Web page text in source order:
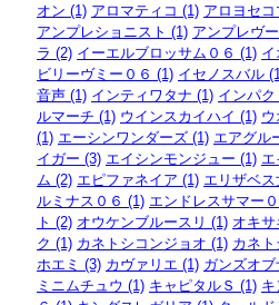
オン (1) アロマティコ (1) アロヨセ
アンプレショニスト (1) アンプレヴ
ラ (2) イーエルブロッサム０６ (1) イ
ビリーヴミー０６ (1) イセノスバル
音声 (1) インティワタナ (1) インパク
ルマーチ (1) ウインスカイハイ (1)
(1) エーシンワンダーズ (1) エアグル
イガー (3) エイシンモンジュー (1)
ム (2) エピファネイア (1) エリザベ
ルミナス０６ (1) エンドレスサマー
ト (2) オウケンブルースリ (1) オキ
ク (1) カネトシコンジョオ (1) カネ
ホエミ (3) カヴァリエ (1) ガンズオ
ミニムチュウ (1) キャピタルＳ (1)